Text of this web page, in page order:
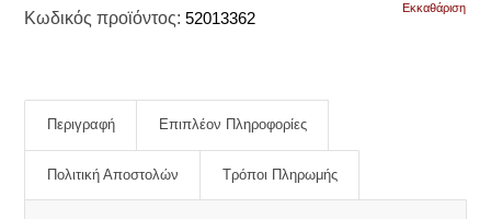
Εκκαθάριση
Κωδικός προϊόντος: 52013362
Περιγραφή Επιπλέον Πληροφορίες
Πολιτική Αποστολών Τρόποι Πληρωμής